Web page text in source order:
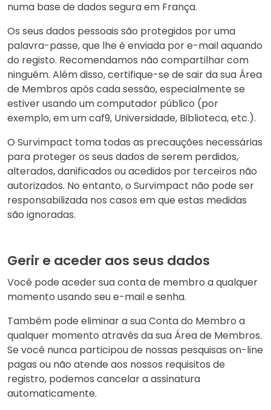
numa base de dados segura em França.
Os seus dados pessoais são protegidos por uma
palavra-passe, que lhe é enviada por e-mail aquando
do registo. Recomendamos não compartilhar com
ninguém. Além disso, certifique-se de sair da sua Área
de Membros após cada sessão, especialmente se
estiver usando um computador público (por
exemplo, em um caf9, Universidade, Biblioteca, etc.).
O Survimpact toma todas as precauções necessárias
para proteger os seus dados de serem perdidos,
alterados, danificados ou acedidos por terceiros não
autorizados. No entanto, o Survimpact não pode ser
responsabilizada nos casos em que estas medidas
são ignoradas.
Gerir e aceder aos seus dados
Você pode aceder sua conta de membro a qualquer
momento usando seu e-mail e senha.
Também pode eliminar a sua Conta do Membro a
qualquer momento através da sua Área de Membros.
Se você nunca participou de nossas pesquisas on-line
pagas ou não atende aos nossos requisitos de
registro, podemos cancelar a assinatura
automaticamente.